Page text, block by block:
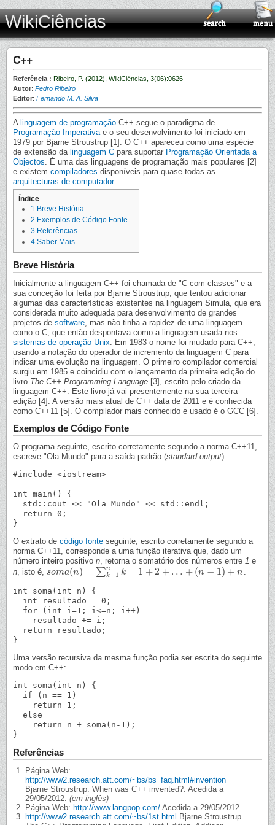
WikiCiências
C++
Referência : Ribeiro, P. (2012), WikiCiências, 3(06):0626
Autor: Pedro Ribeiro
Editor: Fernando M. A. Silva
A linguagem de programação C++ segue o paradigma de
Programação Imperativa e o seu desenvolvimento foi iniciado em
1979 por Bjarne Stroustrup [1]. O C++ apareceu como uma espécie
de extensão da linguagem C para suportar Programação Orientada a
Objectos . É uma das linguagens de programação mais populares [2]
e existem compiladores disponíveis para quase todas as
arquitecturas de computador.
Índice
1 Breve História
2 Exemplos de Código Fonte
3 Referências
4 Saber Mais
Breve História
Inicialmente a linguagem C++ foi chamada de "C com classes" e a
sua conceção foi feita por Bjarne Stroustrup, que tentou adicionar
algumas das características existentes na linguagem Simula, que era
considerada muito adequada para desenvolvimento de grandes
projetos de software , mas não tinha a rapidez de uma linguagem
como o C, que então despontava como a linguagem usada nos
sistemas de operação Unix . Em 1983 o nome foi mudado para C++,
usando a notação do operador de incremento da linguagem C para
indicar uma evolução na linguagem. O primeiro compilador comercial
surgiu em 1985 e coincidiu com o lançamento da primeira edição do
livro The C++ Programming Language [3], escrito pelo criado da
linguagem C++. Este livro já vai presentemente na sua terceira
edição [4]. A versão mais atual de C++ data de 2011 e é conhecida
como C++11 [5]. O compilador mais conhecido e usado é o GCC [6].
Exemplos de Código Fonte
O programa seguinte, escrito corretamente segundo a norma C++11,
escreve "Ola Mundo" para a saída padrão (standard output):
#include <iostream>
int main() {
  std::cout << "Ola Mundo" << std::endl;
  return 0;
O extrato de código fonte seguinte, escrito corretamente segundo a
norma C++11, corresponde a uma função iterativa que, dado um
número inteiro positivo n, retorna o somatório dos números entre 1 e
n , isto é, soma(n) = ∑n
k=1 k = 1 +2 + … + (n − 1) + n
soma(n)= ∑ k= 1n k= 1+2 +…+ (n−1 +n
int soma(int n) {
  int resultado = 0;
  for (int i=1; i<=n; i++)
    resultado += i;
  return resultado;
Uma versão recursiva da mesma função podia ser escrita do seguinte
modo em C++:
int soma(int n) {
  if (n == 1)
    return 1;
  else
    return n + soma(n-1);
Referências
Página Web:
http://www2.research.att.com/~bs/bs_faq.html#invention
Bjarne Stroustrup. When was C++ invented?. Acedida a
29/05/2012. (em inglês)
Página Web: http://www.langpop.com/ Acedida a 29/05/2012.
http://www2.research.att.com/~bs/1st.html Bjarne Stroustrup.